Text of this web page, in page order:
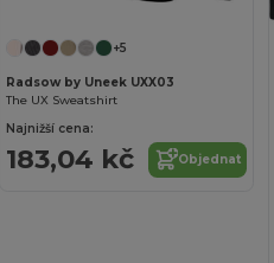
+5
Radsow by Uneek UXX03
The UX Sweatshirt
Najnižší cena:
183,04 kč Objednat